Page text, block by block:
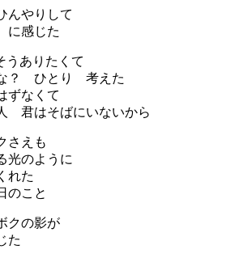
んやりして
感じた
ありたくて
？ ひとり 考えた
ずなくて
君はそばにいないから
えも
光のように
れた
のこと
クの影が
た